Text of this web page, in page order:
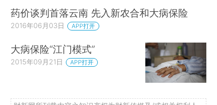
药价谈判首落云南 先入新农合和大病保险
2016年06月03日 APP打开
大病保险“江门模式”
2015年09月21日 APP打开